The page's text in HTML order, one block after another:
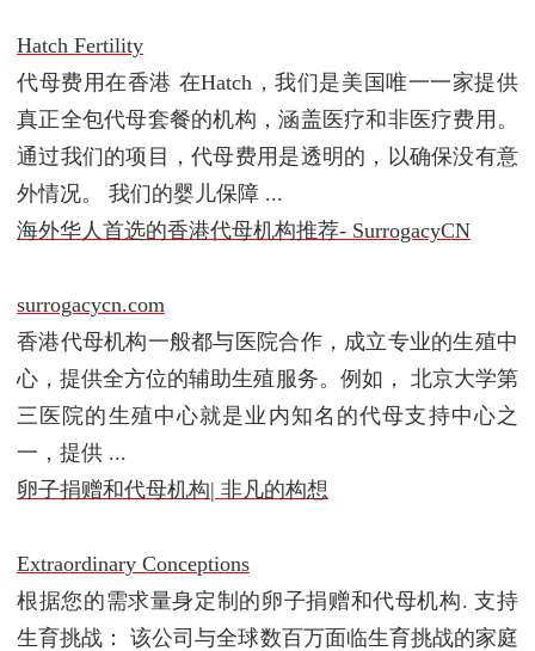
Hatch Fertility
代母费用在香港 在Hatch，我们是美国唯一一家提供
真正全包代母套餐的机构，涵盖医疗和非医疗费用。
通过我们的项目，代母费用是透明的，以确保没有意
外情况。 我们的婴儿保障 ...
海外华人首选的香港代母机构推荐- SurrogacyCN
surrogacycn.com
香港代母机构一般都与医院合作，成立专业的生殖中
心，提供全方位的辅助生殖服务。例如， 北京大学第
三医院的生殖中心就是业内知名的代母支持中心之
一，提供 ...
卵子捐赠和代母机构| 非凡的构想
Extraordinary Conceptions
根据您的需求量身定制的卵子捐赠和代母机构. 支持
生育挑战： 该公司与全球数百万面临生育挑战的家庭